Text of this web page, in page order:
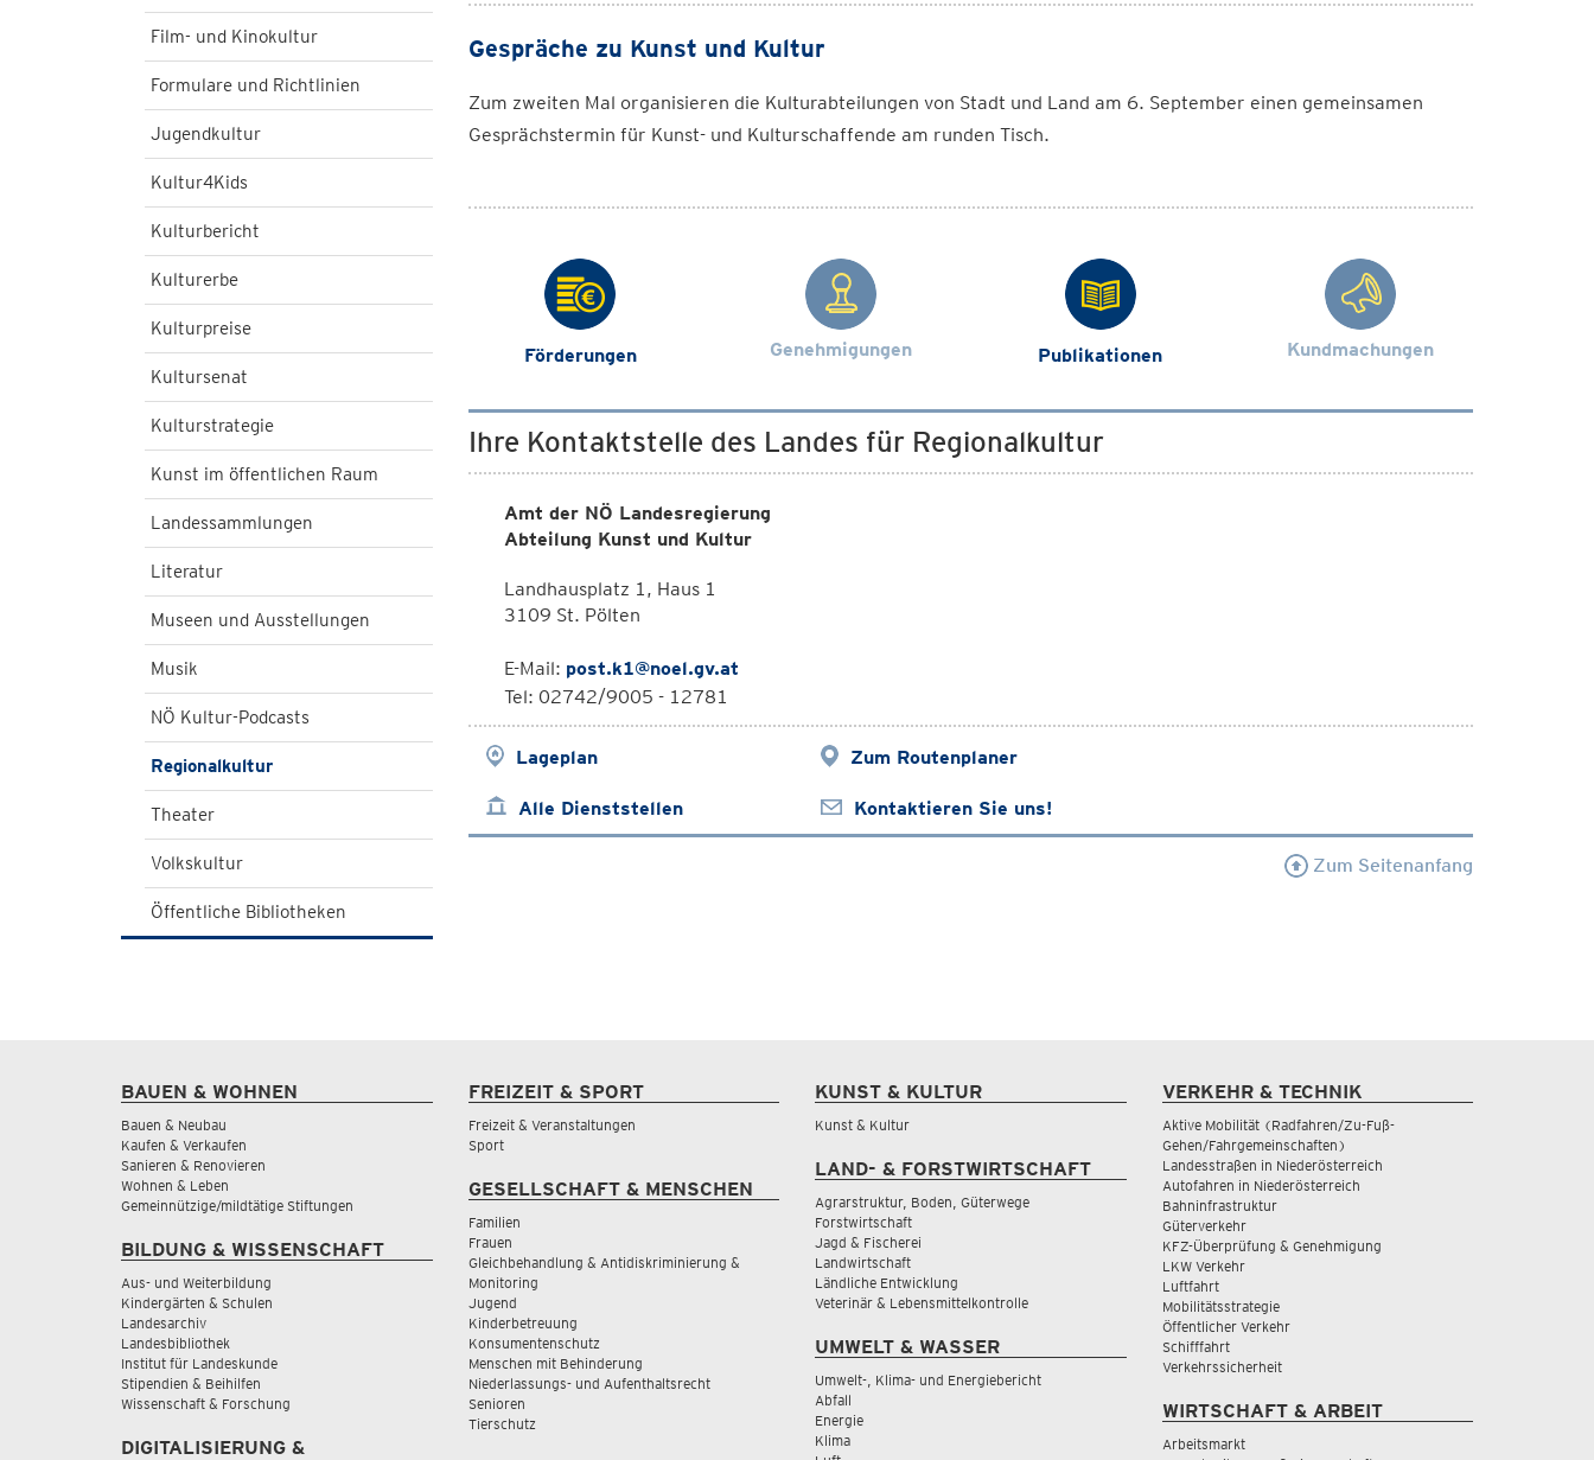
Film- und Kinokultur
Formulare und Richtlinien
Jugendkultur
Kultur4Kids
Kulturbericht
Kulturerbe
Kulturpreise
Kultursenat
Kulturstrategie
Kunst im öffentlichen Raum
Landessammlungen
Literatur
Museen und Ausstellungen
Musik
NÖ Kultur-Podcasts
Regionalkultur
Theater
Volkskultur
Öffentliche Bibliotheken
Gespräche zu Kunst und Kultur
Zum zweiten Mal organisieren die Kulturabteilungen von Stadt und Land am 6. September einen gemeinsamen
Gesprächstermin für Kunst- und Kulturschaffende am runden Tisch.
Förderungen Genehmigungen Publikationen Kundmachungen
Ihre Kontaktstelle des Landes für Regionalkultur
Amt der NÖ Landesregierung
Abteilung Kunst und Kultur
Landhausplatz 1, Haus 1
3109 St. Pölten
E-Mail: post.k1@noel.gv.at
Tel: 02742/9005 - 12781
Lageplan Zum Routenplaner
Alle Dienststellen Kontaktieren Sie uns!
Zum Seitenanfang
BAUEN & WOHNEN
Bauen & Neubau
Kaufen & Verkaufen
Sanieren & Renovieren
Wohnen & Leben
Gemeinnützige/mildtätige Stiftungen
BILDUNG & WISSENSCHAFT
Aus- und Weiterbildung
Kindergärten & Schulen
Landesarchiv
Landesbibliothek
Institut für Landeskunde
Stipendien & Beihilfen
Wissenschaft & Forschung
DIGITALISIERUNG &
FREIZEIT & SPORT
Freizeit & Veranstaltungen
Sport
GESELLSCHAFT & MENSCHEN
Familien
Frauen
Gleichbehandlung & Antidiskriminierung &
Monitoring
Jugend
Kinderbetreuung
Konsumentenschutz
Menschen mit Behinderung
Niederlassungs- und Aufenthaltsrecht
Senioren
Tierschutz
KUNST & KULTUR
Kunst & Kultur
LAND- & FORSTWIRTSCHAFT
Agrarstruktur, Boden, Güterwege
Forstwirtschaft
Jagd & Fischerei
Landwirtschaft
Ländliche Entwicklung
Veterinär & Lebensmittelkontrolle
UMWELT & WASSER
Umwelt-, Klima- und Energiebericht
Abfall
Energie
Klima
VERKEHR & TECHNIK
Aktive Mobilität (Radfahren/Zu-Fuß-
Gehen/Fahrgemeinschaften)
Landesstraßen in Niederösterreich
Autofahren in Niederösterreich
Bahninfrastruktur
Güterverkehr
KFZ-Überprüfung & Genehmigung
LKW Verkehr
Luftfahrt
Mobilitätsstrategie
Öffentlicher Verkehr
Schifffahrt
Verkehrssicherheit
WIRTSCHAFT & ARBEIT
Arbeitsmarkt